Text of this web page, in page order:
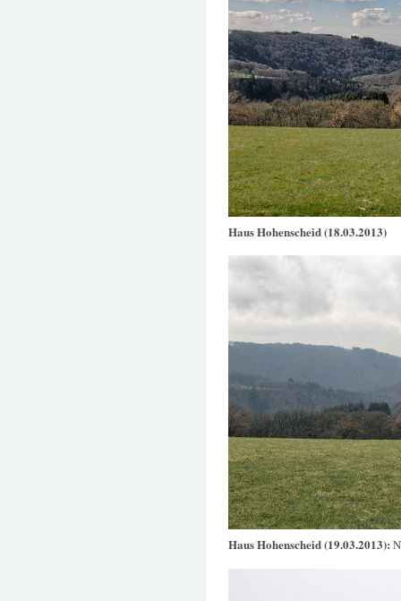
Haus Hohenscheid (18.03.2013)
Haus Hohenscheid (19.03.2013):